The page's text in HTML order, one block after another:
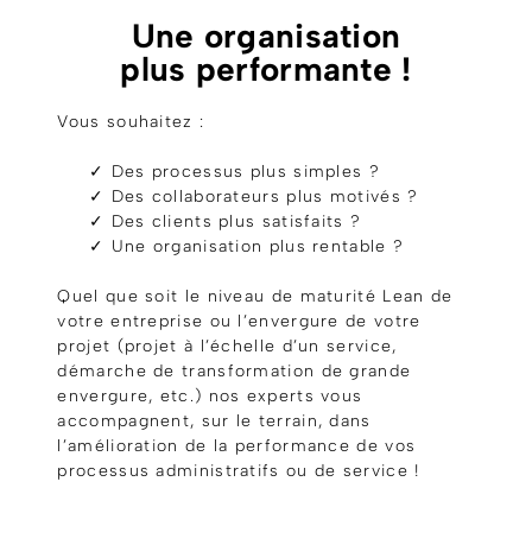
Une organisation
plus performante !
Vous souhaitez :
✓ Des processus plus simples ?
✓ Des collaborateurs plus motivés ?
✓ Des clients plus satisfaits ?
✓ Une organisation plus rentable ?
Quel que soit le niveau de maturité Lean de
votre entreprise ou l’envergure de votre
projet (projet à l’échelle d’un service,
démarche de transformation de grande
envergure, etc.) nos experts vous
accompagnent, sur le terrain, dans
l’amélioration de la performance de vos
processus administratifs ou de service !